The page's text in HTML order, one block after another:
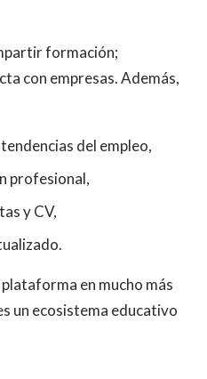
formación;
con empresas. Además,
del empleo,
profesional,
y CV,
en mucho más
un ecosistema educativo